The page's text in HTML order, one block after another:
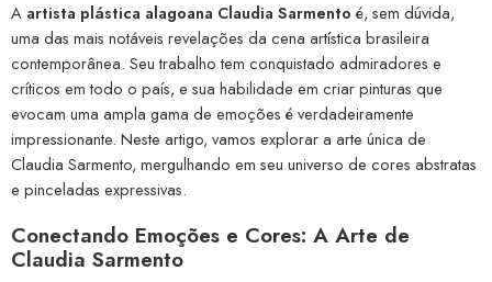
A artista plástica alagoana Claudia Sarmento é, sem dúvida,
uma das mais notáveis revelações da cena artística brasileira
contemporânea. Seu trabalho tem conquistado admiradores e
críticos em todo o país, e sua habilidade em criar pinturas que
evocam uma ampla gama de emoções é verdadeiramente
impressionante. Neste artigo, vamos explorar a arte única de
Claudia Sarmento, mergulhando em seu universo de cores abstratas
e pinceladas expressivas.
Conectando Emoções e Cores: A Arte de
Claudia Sarmento